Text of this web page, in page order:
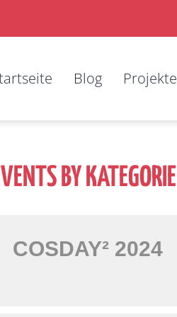
Blog Projekte
BY KATEGORIE
COSDAY² 2024